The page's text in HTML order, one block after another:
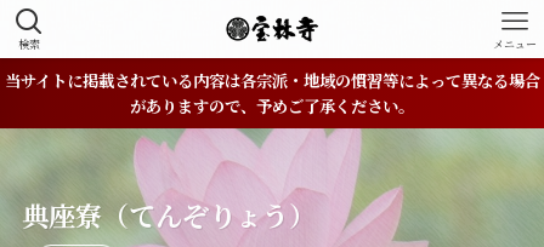
検索 メニュー
当サイトに掲載されている内容は各宗派・地域の慣習等によって異なる場合
がありますので、予めご了承ください。
典座寮（てんぞりょう）